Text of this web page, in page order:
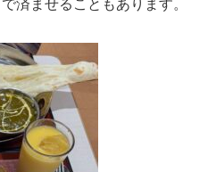
済ませることもあります。